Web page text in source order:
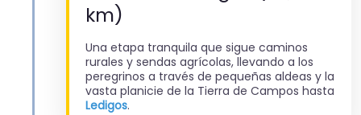
km)
Una etapa tranquila que sigue caminos
rurales y sendas agrícolas, llevando a los
peregrinos a través de pequeñas aldeas y la
vasta planicie de la Tierra de Campos hasta
Ledigos.